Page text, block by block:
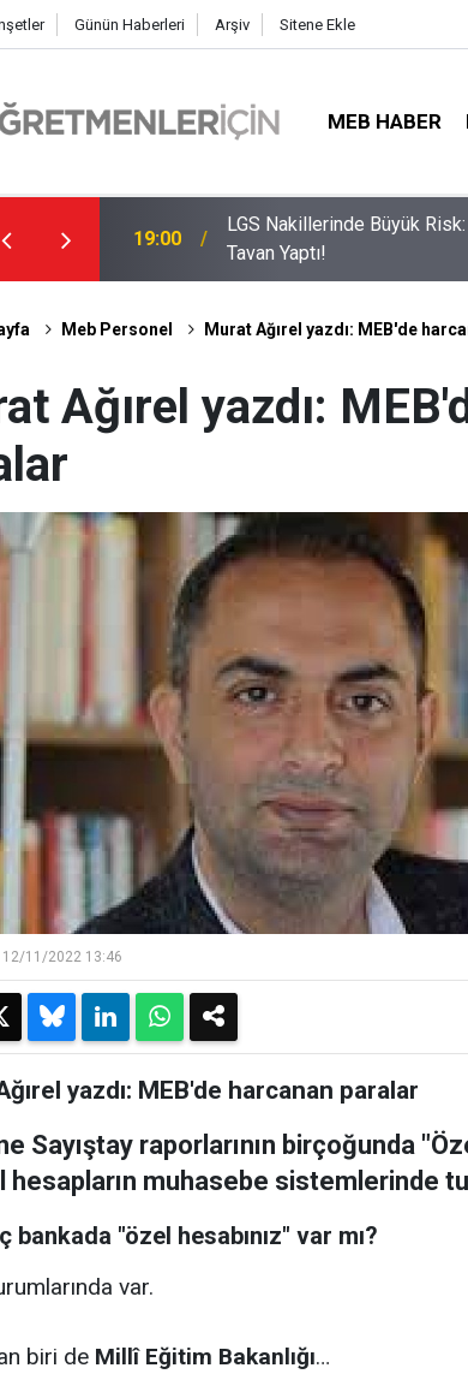
Günün Haberleri Arşiv Sitene Ekle
MEB HABER
15 Branş! 19:00
LGS Nakillerinde Büyük
Tavan Yaptı!
Meb Personel Murat Ağırel yazdı: MEB'de
Ağırel yazdı:
12/11/2022 13:46
yazdı: MEB'de harcanan paralar
Sayıştay raporlarının birçoğunda
hesapların muhasebe sistemlerinde
bankada "özel hesabınız" var mı?
var.
biri de Millî Eğitim Bakanlığı…